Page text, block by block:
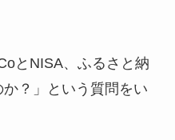
とNISA、ふるさと納
？」という質問をい